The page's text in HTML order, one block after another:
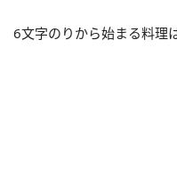
6文字のりから始まる料理